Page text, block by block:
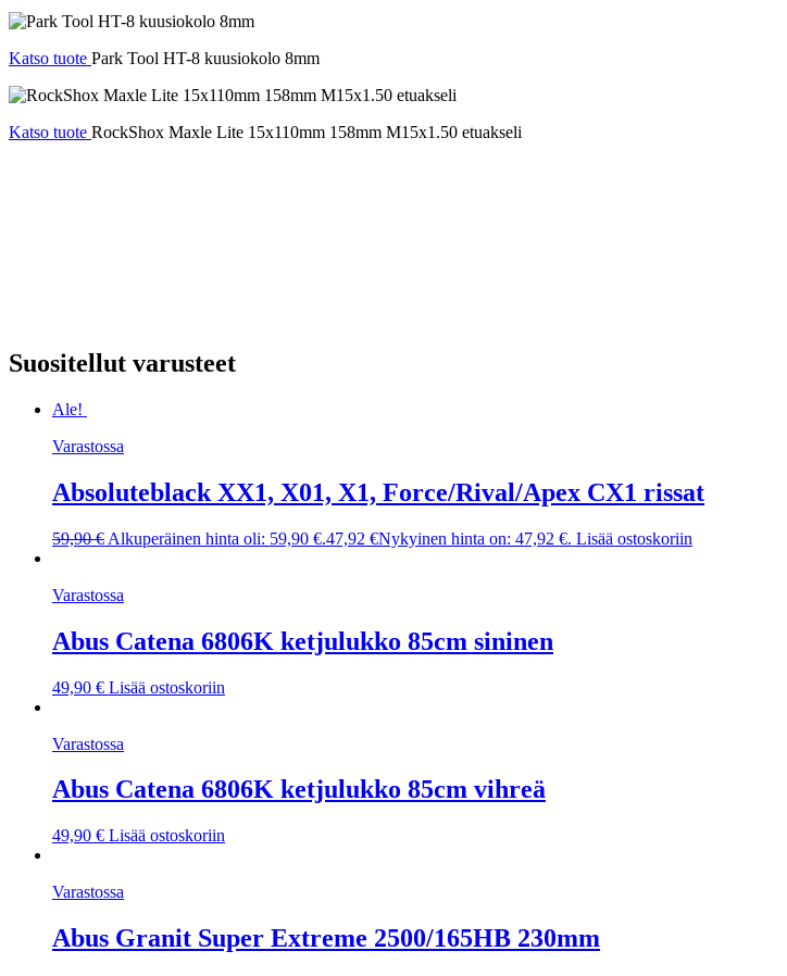
Katso tuote Park Tool HT-8 kuusiokolo 8mm
Katso tuote RockShox Maxle Lite 15x110mm 158mm M15x1.50 etuakseli
Suositellut varusteet
Ale!
Varastossa
Absoluteblack XX1, X01, X1, Force/Rival/Apex CX1 rissat
59,90€ Alkuperäinen hinta oli: 59,90 €.47,92 €Nykyinen hinta on: 47,92 €. Lisää ostoskoriin
Varastossa
Abus Catena 6806K ketjulukko 85cm sininen
49,90 € Lisää ostoskoriin
Varastossa
Abus Catena 6806K ketjulukko 85cm vihreä
49,90 € Lisää ostoskoriin
Varastossa
Abus Granit Super Extreme 2500/165HB 230mm